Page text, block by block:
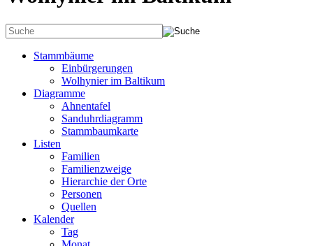
Stammbäume
Einbürgerungen
Wolhynier im Baltikum
Diagramme
Ahnentafel
Sanduhrdiagramm
Stammbaumkarte
Listen
Familien
Familienzweige
Hierarchie der Orte
Personen
Quellen
Kalender
Tag